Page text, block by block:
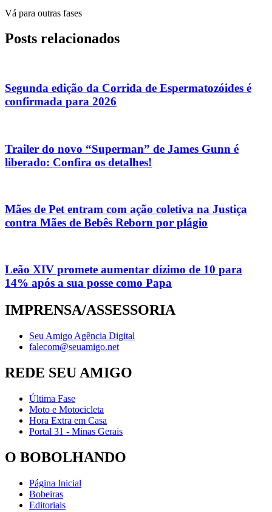
Vá para outras fases
Posts relacionados
Segunda edição da Corrida de Espermatozóides é
confirmada para 2026
Trailer do novo “Superman” de James Gunn é
liberado: Confira os detalhes!
Mães de Pet entram com ação coletiva na Justiça
contra Mães de Bebês Reborn por plágio
Leão XIV promete aumentar dízimo de 10 para
14% após a sua posse como Papa
IMPRENSA/ASSESSORIA
Seu Amigo Agência Digital
falecom@seuamigo.net
REDE SEU AMIGO
Última Fase
Moto e Motocicleta
Hora Extra em Casa
Portal 31 - Minas Gerais
O BOBOLHANDO
Página Inicial
Bobeiras
Editoriais